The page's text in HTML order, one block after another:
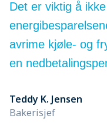
Det er viktig å
avrime kjøle- og
en
Teddy K. Jensen
Bakerisjef